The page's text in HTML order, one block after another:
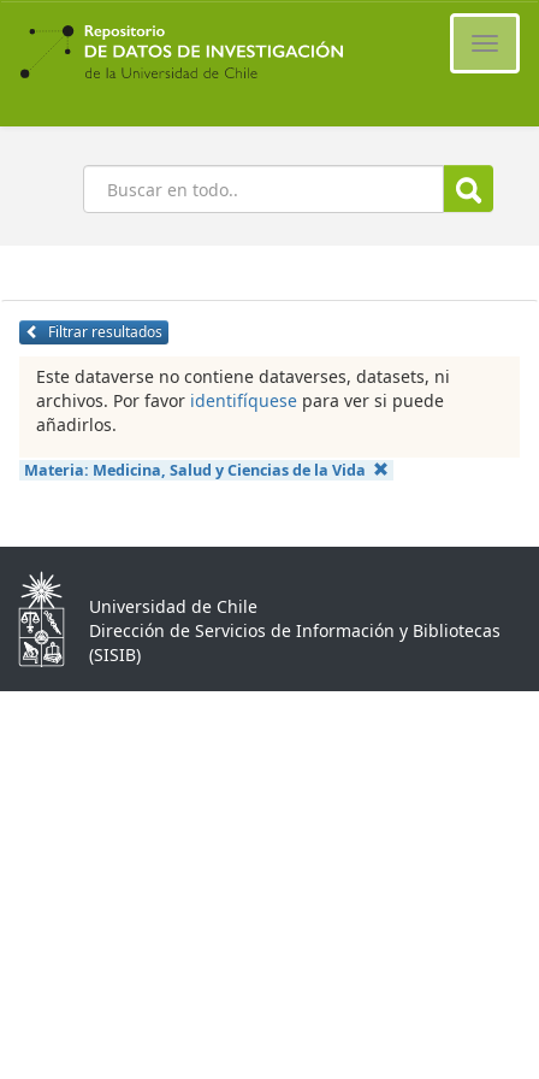
Ir
contenido
principal
Buscar
Filtrar resultados
Este dataverse no contiene dataverses, datasets, ni
archivos. Por favor identifíquese para ver si puede
añadirlos.
Materia: Medicina, Salud y Ciencias de la Vida
Universidad de Chile
Dirección de Servicios de Información y Bibliotecas
(SISIB)